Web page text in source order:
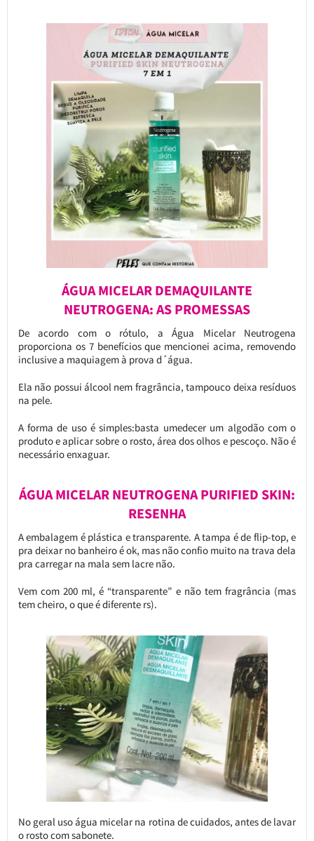
ÁGUA MICELAR DEMAQUILANTE
NEUTROGENA: AS PROMESSAS
De acordo com o rótulo, a Água Micelar Neutrogena
proporciona os 7 benefícios que mencionei acima, removendo
inclusive a maquiagem à prova d´água.
Ela não possui álcool nem fragrância, tampouco deixa resíduos
na pele.
A forma de uso é simples:basta umedecer um algodão com o
produto e aplicar sobre o rosto, área dos olhos e pescoço. Não é
necessário enxaguar.
ÁGUA MICELAR NEUTROGENA PURIFIED SKIN:
RESENHA
A embalagem é plástica e transparente. A tampa é de flip-top, e
pra deixar no banheiro é ok, mas não confio muito na trava dela
pra carregar na mala sem lacre não.
Vem com 200 ml, é “transparente” e não tem fragrância (mas
tem cheiro, o que é diferente rs).
No geral uso água micelar na rotina de cuidados, antes de lavar
o rosto com sabonete.